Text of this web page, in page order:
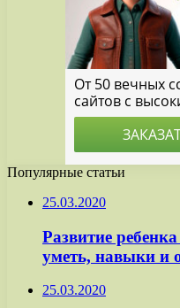
Популярные статьи
25.03.2020
Развитие
уметь, навыки и
25.03.2020